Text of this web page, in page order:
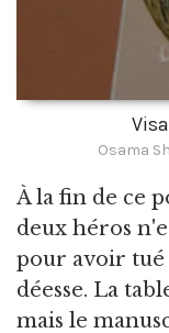
Osama
À la fin de ce
deux héros
pour avoir tué
déesse. La
mais le